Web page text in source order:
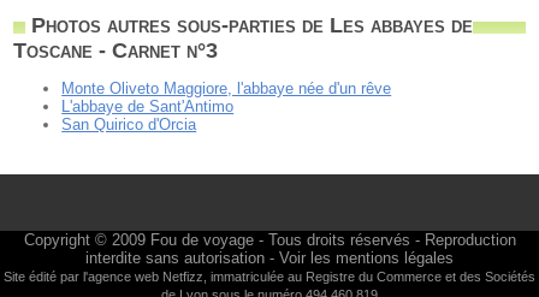
Photos autres sous-parties de Les abbayes de
Toscane - Carnet n°3
Monte Oliveto Maggiore, l'abbaye née d'un rêve
L'abbaye de Sant'Antimo
San Quirico d'Orcia
Copyright © 2009 Fou de voyage- Tous droits réservés - Reproduction
interdite sans autorisation - Voir les mentions légales
Site édité par l'agence web Netfizz , immatriculée au Registre du Commerce et des Sociétés